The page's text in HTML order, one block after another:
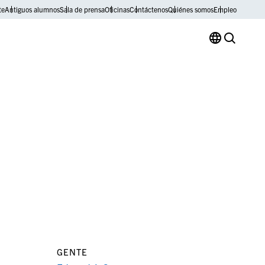
Antiguos alumnosSala de prensaOficinasContáctenosQuiénes somosEmpleo
GENTE